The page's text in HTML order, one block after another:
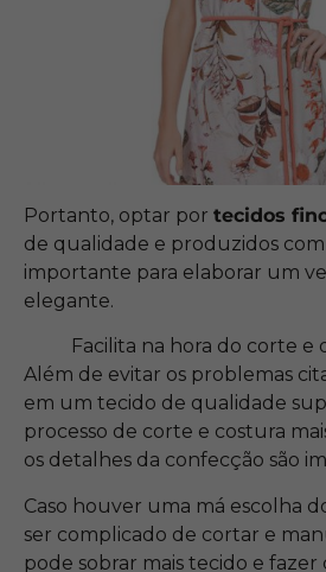
Portanto, optar por tecidos
de qualidade e produzidos
importante para elaborar um
elegante.
Facilita na hora do corte e
Além de evitar os problemas
em um tecido de qualidade
processo de corte e costura
os detalhes da confecção são
Caso houver uma má escolha
ser complicado de cortar e
pode sobrar mais tecido e